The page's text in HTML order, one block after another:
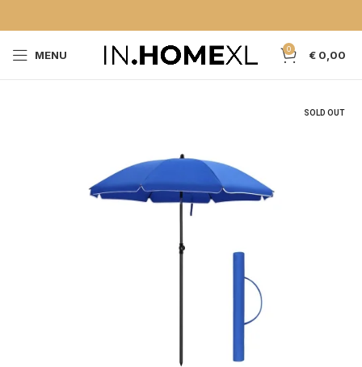
MENU 0 € 0,00
SOLD OUT